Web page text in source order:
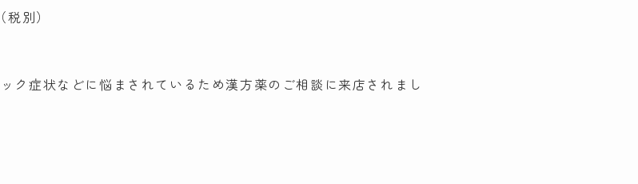
別）
ク症状などに悩まされているため漢方薬のご相談に来店されまし